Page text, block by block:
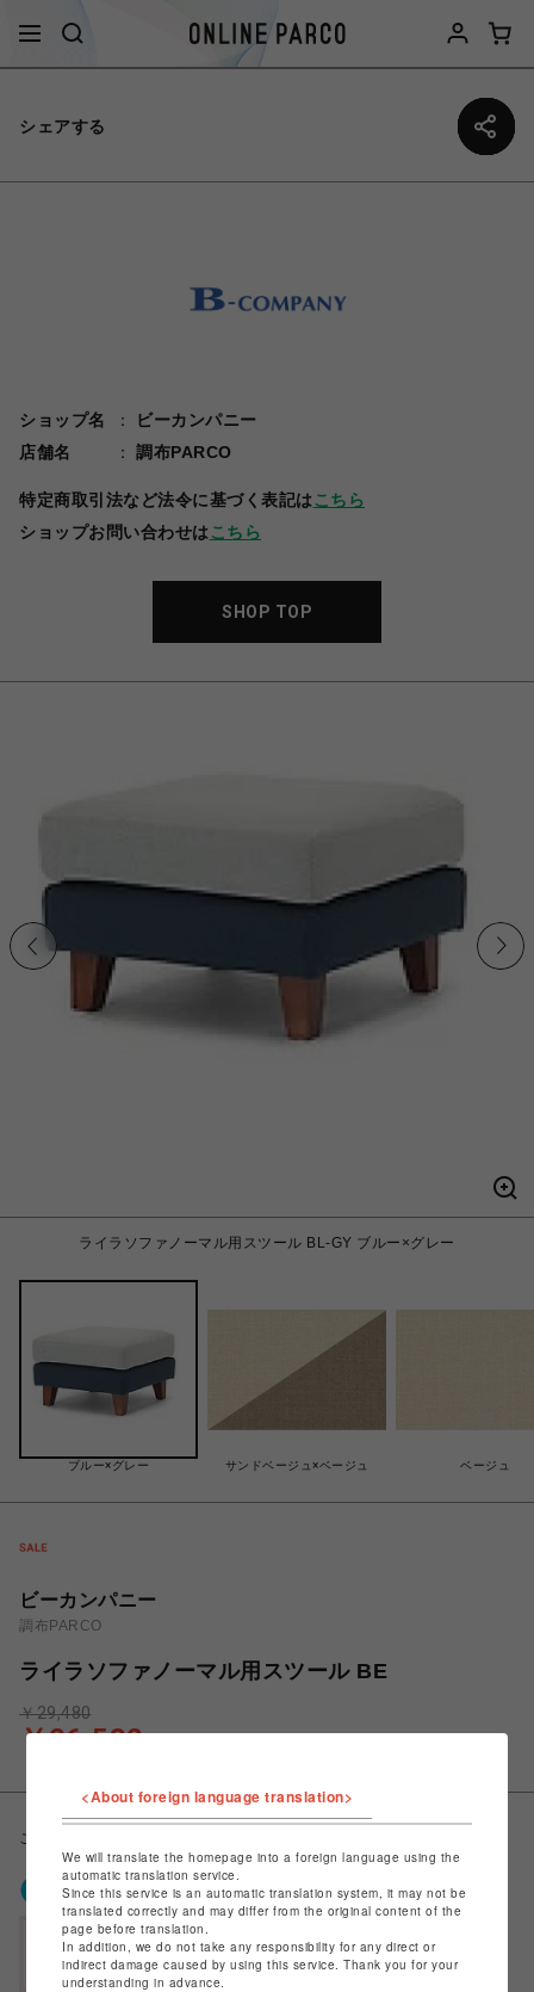
ライラソファノーマル用スツール BL-GY ブルー×グレー
ブルー×グレー サンドベージュ×ベージュ ベージュ
ビーカンパニー
調布PARCO
ライラソファノーマル用スツール BE
￥26,532
￥29,480
こちらの色は受注生産により90日間のリードタイムをいただきます。
ポケパル払いで 0〜0 ポイント
（1P=1円）※キャンペーン分除く
会員登録後、ポケパル払い初回登録&利用で
最大1,500円分ポイント進呈
シェアする
ショップ名
ビーカンパニー
店舗名
調布PARCO
特定商取引法など法令に基づく表記はこちら
ショップお問い合わせはこちら
SHOP TOP
<About foreign language translation>
We will translate the homepage into a foreign language using the
automatic translation service.
Since this service is an automatic translation system, it may not be
translated correctly and may differ from the original content of the
page before translation.
In addition, we do not take any responsibility for any direct or
indirect damage caused by using this service. Thank you for your
understanding in advance.